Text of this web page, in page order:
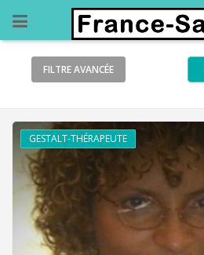
FILTREAVANCÉE
GESTALT-THÉRAPEUTE